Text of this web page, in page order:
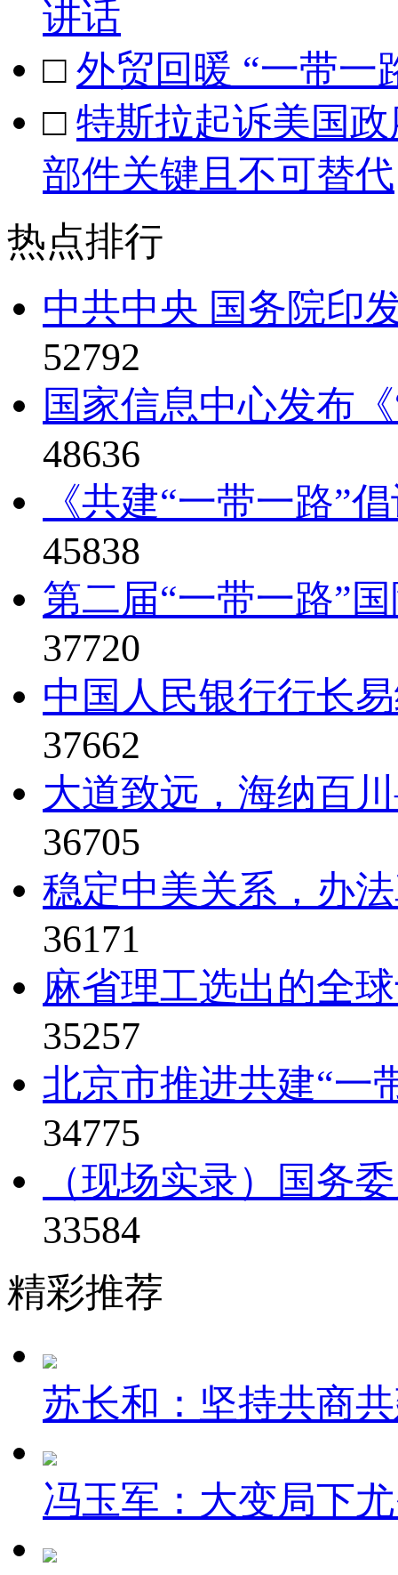
讲话
□ 外贸回暖 “一带一
□ 特斯拉起诉美国
部件关键且不可替代
热点排行
中共中央 国务院印
52792
国家信息中心发布
48636
《共建“一带一路”
45838
第二届“一带一路”
37720
中国人民银行行长
37662
大道致远，海纳百
36705
稳定中美关系，办
36171
麻省理工选出的全
35257
北京市推进共建“一
34775
（现场实录）国务
33584
精彩推荐
苏长和：坚持共商
冯玉军：大变局下